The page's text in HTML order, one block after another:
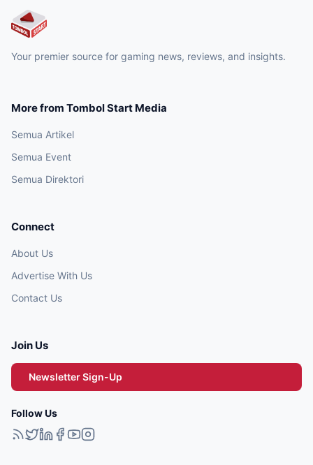
Your premier source for gaming news, reviews, and insights.
More from Tombol Start Media
Semua Artikel
Semua Event
Semua Direktori
Connect
About Us
Advertise With Us
Contact Us
Join Us
Newsletter Sign-Up
Follow Us